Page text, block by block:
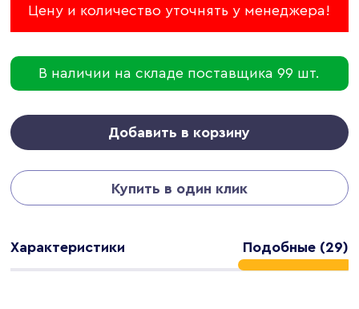
Цену и количество уточнять у менеджера!
В наличии на складе поставщика 99 шт.
Добавить в корзину
Купить в один клик
Характеристики Подобные (29)